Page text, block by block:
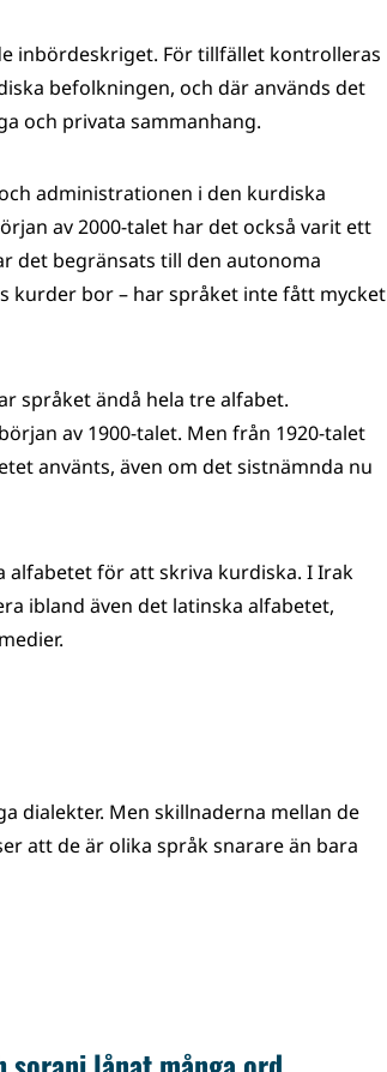
inbördeskriget. För tillfället kontrolleras
befolkningen, och där används det
och privata sammanhang.
administrationen i den kurdiska
av 2000-talet har det också varit ett
det begränsats till den autonoma
kurder bor – har språket inte fått mycket
språket ändå hela tre alfabet.
av 1900-talet. Men från 1920-talet
använts, även om det sistnämnda nu
alfabetet för att skriva kurdiska. I Irak
ibland även det latinska alfabetet,
dialekter. Men skillnaderna mellan de
att de är olika språk snarare än bara